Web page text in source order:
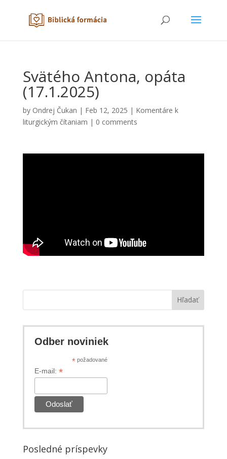
Svätého Antona, opáta
(17.1.2025)
by Ondrej Čukan | Feb 12, 2025 | Komentáre k
liturgickým čítaniam | 0 comments
Hľadať
Odber noviniek
*požadované
E-mail: *
Posledné príspevky